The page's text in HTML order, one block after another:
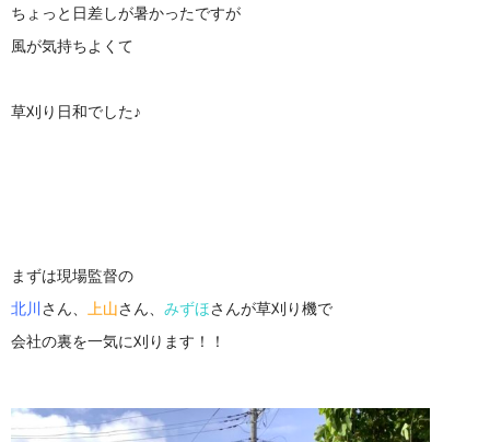
ちょっと日差しが暑かったですが
風が気持ちよくて
草刈り日和でした♪
まずは現場監督の
北川 さん、 上山さん、 みずほさんが草刈り機で
会社の裏を一気に刈ります！！